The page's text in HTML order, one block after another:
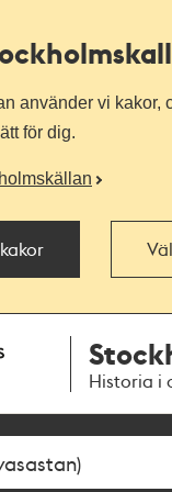
använder vi kakor,
för dig.
Historia i